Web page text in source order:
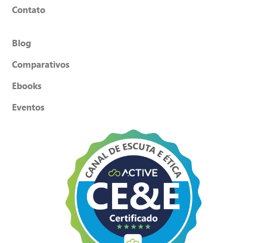
Contato
Blog
Comparativos
Ebooks
Eventos